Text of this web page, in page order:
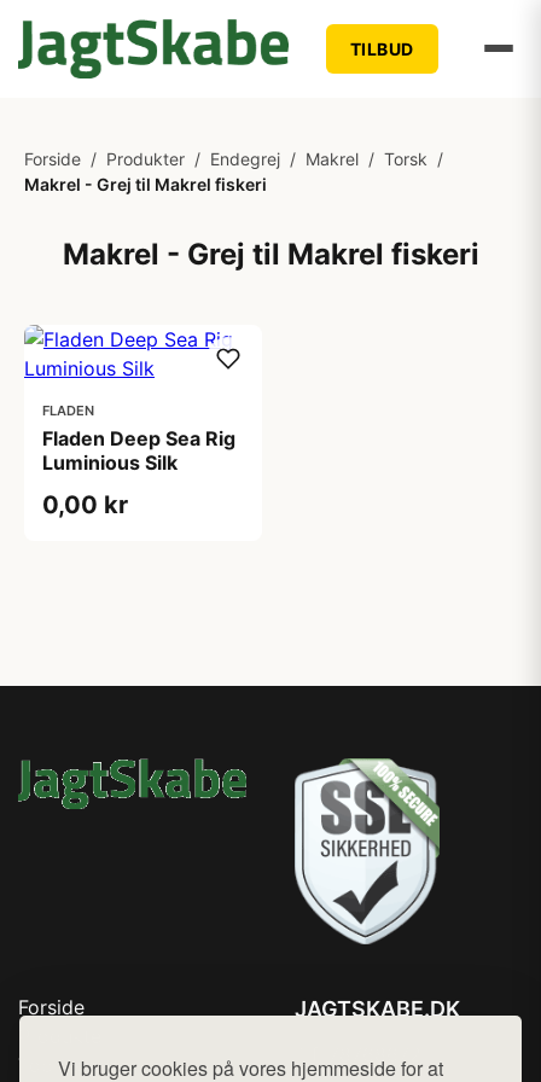
Vi bruger cookies på vores hjemmeside for at
TILBUD
Forside / Produkter / Endegrej / Makrel / Torsk /
Makrel - Grej til Makrel fiskeri
Makrel - Grej til Makrel fiskeri
FLADEN
Fladen Deep Sea Rig
Luminious Silk
0,00 kr
Forside
Top Rabatter
JAGTSKABE.DK